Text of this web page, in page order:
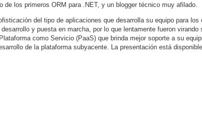
de los primeros ORM para .NET, y un blogger técnico muy afilado.
del tipo de aplicaciones que desarrolla su equipo para
y puesta en marcha, por lo que lentamente fueron
como Servicio (PaaS) que brinda mejor soporte a su
de la plataforma subyacente. La presentación está